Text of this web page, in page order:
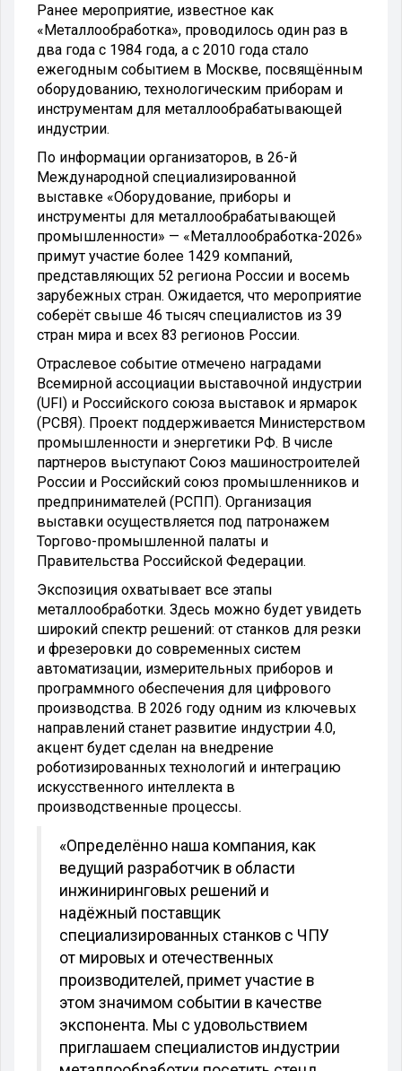
Ранее мероприятие, известное как
«Металлообработка», проводилось один раз в
два года с 1984 года, а с 2010 года стало
ежегодным событием в Москве, посвящённым
оборудованию, технологическим приборам и
инструментам для металлообрабатывающей
индустрии.
По информации организаторов, в 26-й
Международной специализированной
выставке «Оборудование, приборы и
инструменты для металлообрабатывающей
промышленности» — «Металлообработка-2026»
примут участие более 1429 компаний,
представляющих 52 региона России и восемь
зарубежных стран. Ожидается, что мероприятие
соберёт свыше 46 тысяч специалистов из 39
стран мира и всех 83 регионов России.
Отраслевое событие отмечено наградами
Всемирной ассоциации выставочной индустрии
(UFI) и Российского союза выставок и ярмарок
(РСВЯ). Проект поддерживается Министерством
промышленности и энергетики РФ. В числе
партнеров выступают Союз машиностроителей
России и Российский союз промышленников и
предпринимателей (РСПП). Организация
выставки осуществляется под патронажем
Торгово-промышленной палаты и
Правительства Российской Федерации.
Экспозиция охватывает все этапы
металлообработки. Здесь можно будет увидеть
широкий спектр решений: от станков для резки
и фрезеровки до современных систем
автоматизации, измерительных приборов и
программного обеспечения для цифрового
производства. В 2026 году одним из ключевых
направлений станет развитие индустрии 4.0,
акцент будет сделан на внедрение
роботизированных технологий и интеграцию
искусственного интеллекта в
производственные процессы.
«Определённо наша компания, как
ведущий разработчик в области
инжиниринговых решений и
надёжный поставщик
специализированных станков с ЧПУ
от мировых и отечественных
производителей, примет участие в
этом значимом событии в качестве
экспонента. Мы с удовольствием
приглашаем специалистов индустрии